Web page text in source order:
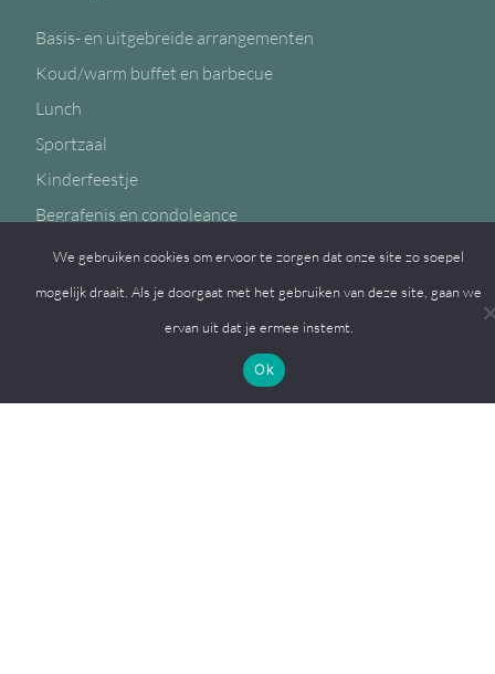
Basis- en uitgebreide arrangementen
Koud/warm buffet en barbecue
Lunch
Sportzaal
Kinderfeestje
Begrafenis en condoleance
We gebruiken cookies om ervoor te zorgen dat onze site zo soepel
mogelijk draait. Als je doorgaat met het gebruiken van deze site, gaan we
ervan uit dat je ermee instemt.
Ok